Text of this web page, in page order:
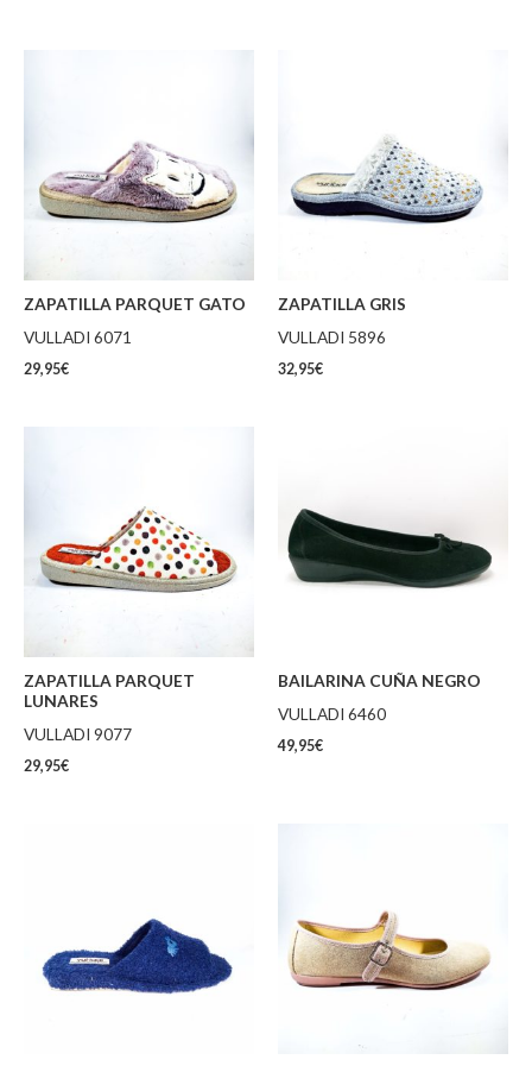
ZAPATILLA PARQUET GATO
VULLADI 6071
29,95€
ZAPATILLA GRIS
VULLADI 5896
32,95€
ZAPATILLA PARQUET
LUNARES
VULLADI 9077
29,95€
BAILARINA CUÑA NEGRO
VULLADI 6460
49,95€